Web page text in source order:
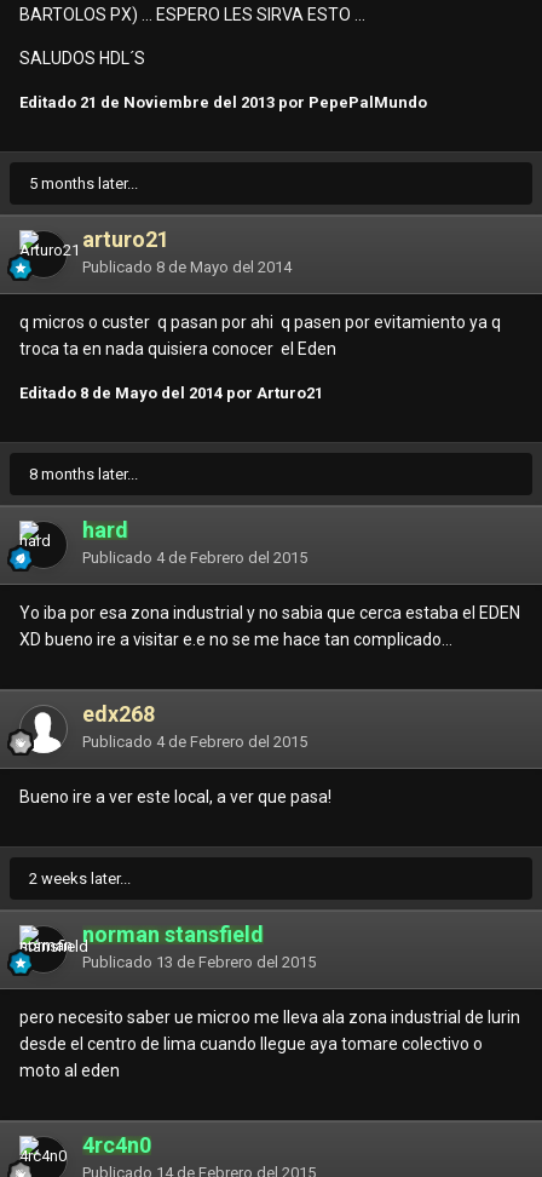
BARTOLOS PX) ... ESPERO LES SIRVA ESTO ...
SALUDOS HDL´S
Editado 21 de Noviembre del 2013 por PepePalMundo
5 months later...
arturo21
Publicado 8 de Mayo del 2014
q micros o custer q pasan por ahi q pasen por evitamiento ya q
troca ta en nada quisiera conocer el Eden
Editado 8 de Mayo del 2014 por Arturo21
8 months later...
hard
Publicado 4 de Febrero del 2015
Yo iba por esa zona industrial y no sabia que cerca estaba el EDEN
XD bueno ire a visitar e.e no se me hace tan complicado...
edx268
Publicado 4 de Febrero del 2015
Bueno ire a ver este local, a ver que pasa!
2 weeks later...
norman stansfield
Publicado 13 de Febrero del 2015
pero necesito saber ue microo me lleva ala zona industrial de lurin
desde el centro de lima cuando llegue aya tomare colectivo o
moto al eden
4rc4n0
Publicado 14 de Febrero del 2015